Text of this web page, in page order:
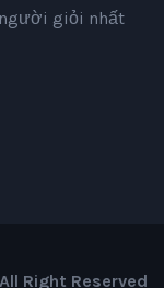
giỏi nhất
Right Reserved